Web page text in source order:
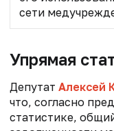
сети
Упрямая
Депутат Алексей
что, согласно
статистике,